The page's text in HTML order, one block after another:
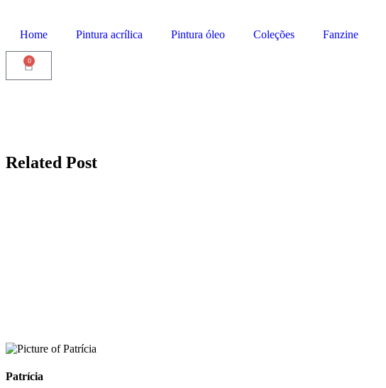
Home Pintura acrílica Pintura óleo Coleções Fanzine
0
Related Post
Patrícia